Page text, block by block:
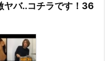
ヤバ..コチラです！36